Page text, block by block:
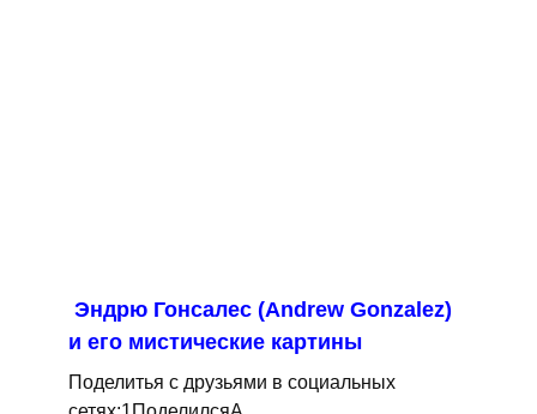
Эндрю Гонсалес (Andrew Gonzalez)
и его мистические картины
Поделитья с друзьями в социальных